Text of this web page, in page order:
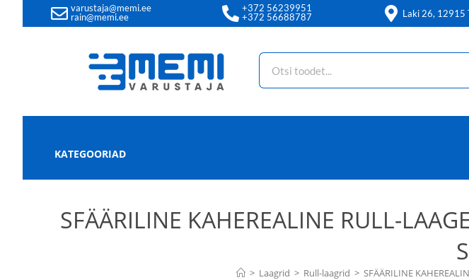
varustaja@memi.ee
rain@memi.ee
+372 56239951
+372 56688787
Laki 26, 12915
KATEGOORIAD
SFÄÄRILINE KAHEREALINE RULL-
> Laagrid > Rull-laagrid > SFÄÄRILINE